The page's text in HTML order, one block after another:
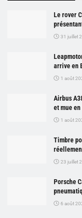
Le rover
31 juillet
arrive en
1 août
Airbus
et mue
1 août
Timbre
23 juillet
Porsche
6 août